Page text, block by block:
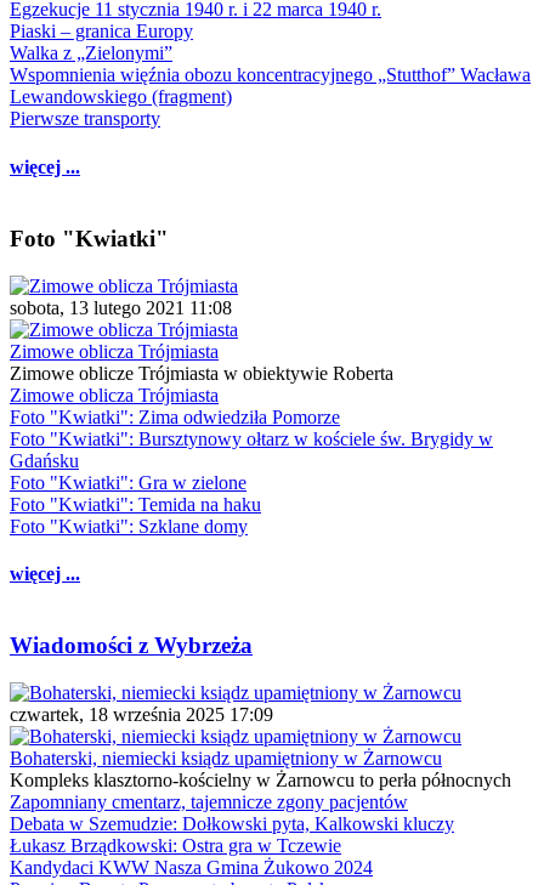
Egzekucje 11 stycznia 1940 r. i 22 marca 1940 r.
Piaski – granica Europy
Walka z „Zielonymi”
Wspomnienia więźnia obozu koncentracyjnego „Stutthof” Wacława
Lewandowskiego (fragment)
Pierwsze transporty
więcej ...
Foto "Kwiatki"
sobota, 13 lutego 2021 11:08
Zimowe oblicza Trójmiasta
Zimowe oblicze Trójmiasta w obiektywie Roberta
Zimowe oblicza Trójmiasta
Foto "Kwiatki": Zima odwiedziła Pomorze
Foto "Kwiatki": Bursztynowy ołtarz w kościele św. Brygidy w
Gdańsku
Foto "Kwiatki": Gra w zielone
Foto "Kwiatki": Temida na haku
Foto "Kwiatki": Szklane domy
więcej ...
Wiadomości z Wybrzeża
czwartek, 18 września 2025 17:09
Bohaterski, niemiecki ksiądz upamiętniony w Żarnowcu
Kompleks klasztorno-kościelny w Żarnowcu to perła północnych
Zapomniany cmentarz, tajemnicze zgony pacjentów
Debata w Szemudzie: Dołkowski pyta, Kalkowski kluczy
Łukasz Brządkowski: Ostra gra w Tczewie
Kandydaci KWW Nasza Gmina Żukowo 2024